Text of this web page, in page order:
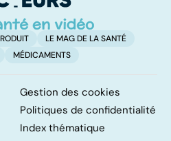
LE MAG DE LA SANTÉ
MÉDICAMENTS
Gestion des cookies
Politiques de confidentialité
Index thématique